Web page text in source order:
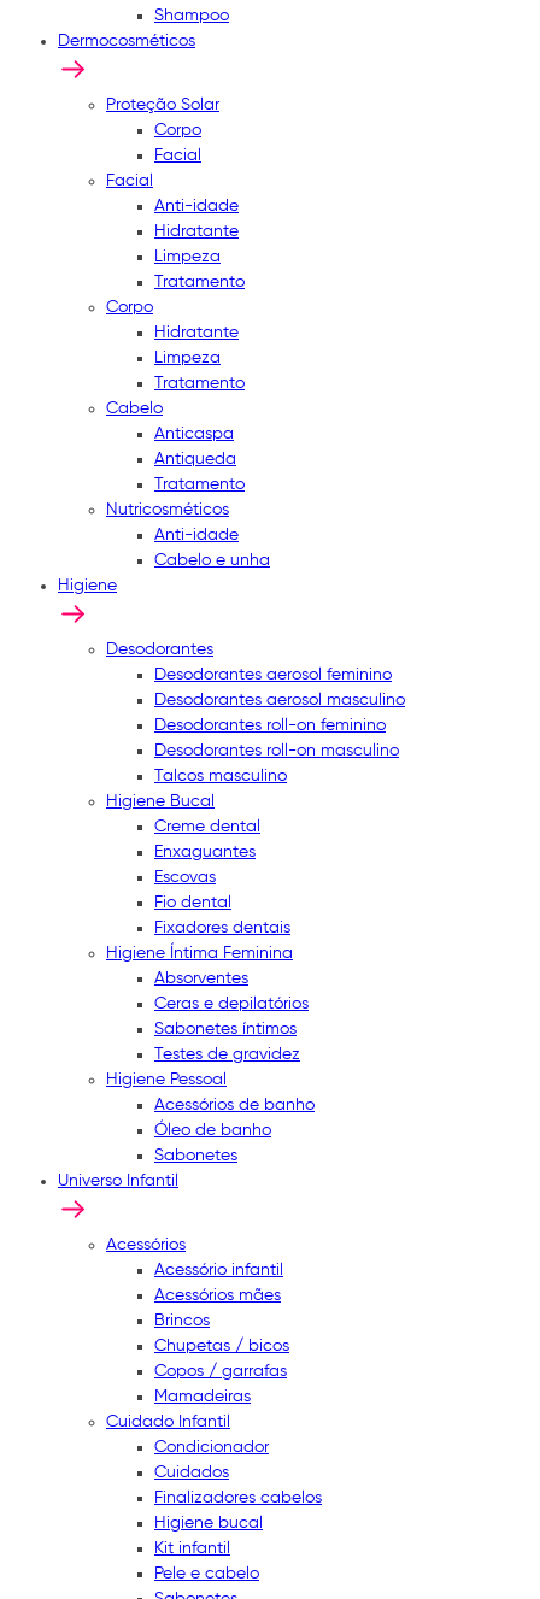
Shampoo
Dermocosméticos
Proteção Solar
Corpo
Facial
Facial
Anti-idade
Hidratante
Limpeza
Tratamento
Corpo
Hidratante
Limpeza
Tratamento
Cabelo
Anticaspa
Antiqueda
Tratamento
Nutricosméticos
Anti-idade
Cabelo e unha
Higiene
Desodorantes
Desodorantes aerosol feminino
Desodorantes aerosol masculino
Desodorantes roll-on feminino
Desodorantes roll-on masculino
Talcos masculino
Higiene Bucal
Creme dental
Enxaguantes
Escovas
Fio dental
Fixadores dentais
Higiene Íntima Feminina
Absorventes
Ceras e depilatórios
Sabonetes íntimos
Testes de gravidez
Higiene Pessoal
Acessórios de banho
Óleo de banho
Sabonetes
Universo Infantil
Acessórios
Acessório infantil
Acessórios mães
Brincos
Chupetas / bicos
Copos / garrafas
Mamadeiras
Cuidado Infantil
Condicionador
Cuidados
Finalizadores cabelos
Higiene bucal
Kit infantil
Pele e cabelo